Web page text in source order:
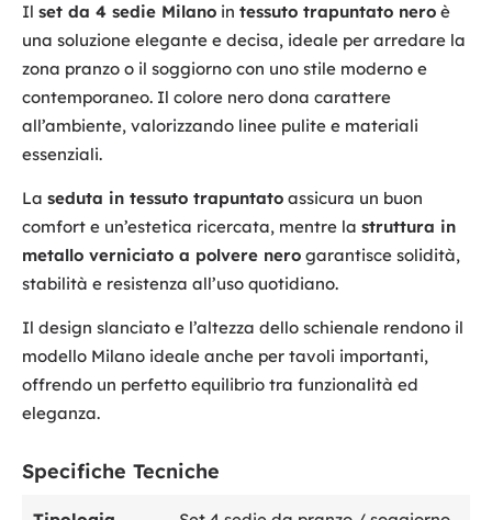
Il set da 4 sedie Milano in tessuto trapuntato nero è
una soluzione elegante e decisa, ideale per arredare la
zona pranzo o il soggiorno con uno stile moderno e
contemporaneo. Il colore nero dona carattere
all’ambiente, valorizzando linee pulite e materiali
essenziali.
La seduta in tessuto trapuntato assicura un buon
comfort e un’estetica ricercata, mentre la struttura in
metallo verniciato a polvere nero garantisce solidità,
stabilità e resistenza all’uso quotidiano.
Il design slanciato e l’altezza dello schienale rendono il
modello Milano ideale anche per tavoli importanti,
offrendo un perfetto equilibrio tra funzionalità ed
eleganza.
Specifiche Tecniche